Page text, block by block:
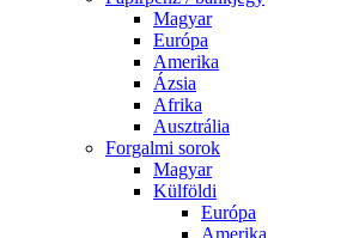
Magyar
Európa
Amerika
Ázsia
Afrika
Ausztrália
Forgalmi sorok
Magyar
Külföldi
Európa
Amerika